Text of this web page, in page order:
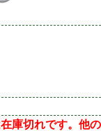
庫切れです。他の